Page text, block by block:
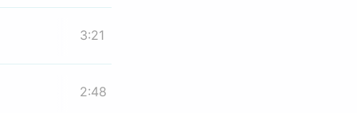
3:21
2:48